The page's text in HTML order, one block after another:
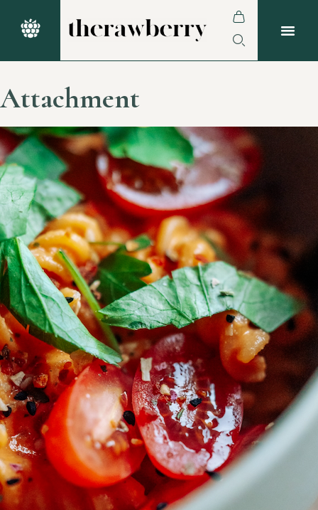
Attachment